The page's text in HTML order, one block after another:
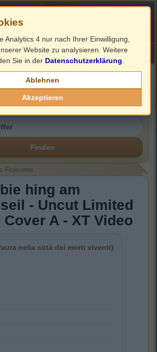
Links
Cover & DVD Infos
Finden
Filmdaten
hing am
- Uncut Limited
A - XT Video
nella città dei morti viventi)
Analytics 4 nur nach Ihrer Einwilligung,
Website zu analysieren. Weitere
Sie in der Datenschutzerklärung
Ablehnen
Akzeptieren